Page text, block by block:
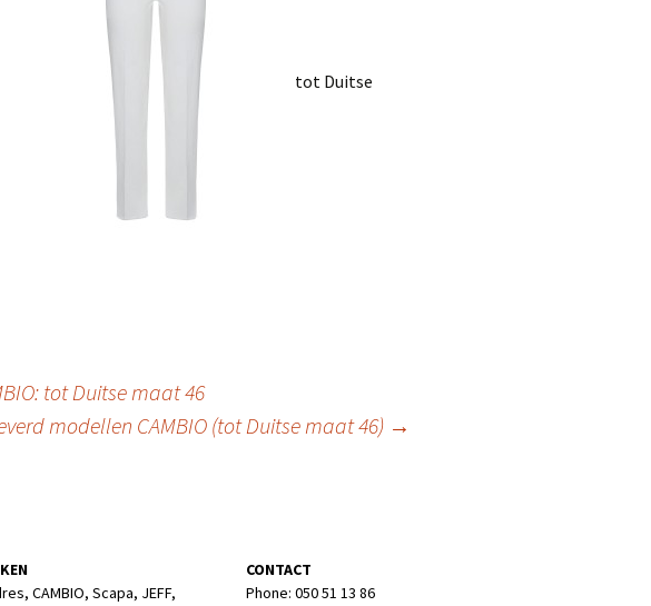
tot Duitse
tot Duitse maat 46
modellen CAMBIO (tot Duitse maat 46) →
CAMBIO, Scapa, JEFF,
CONTACT
Phone: 050 51 13 86